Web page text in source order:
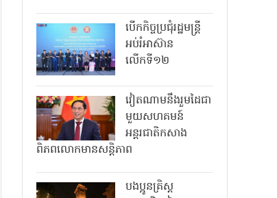
បើកកិច្ចប្រជុំរដ្ឋមន្ត្រី
អប់រំអាស៊ាន
លើកទី១២
វៀតណាមនឹងរួមដៃជា
មួយសហគមន៍
អន្តរជាតិកសាង
ពិភពលោកមានសន្តិភាព
បងប្អូនគ្រិស្ត